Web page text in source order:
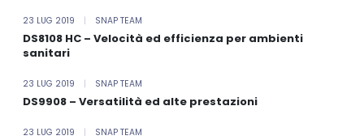
23 LUG 2019 | SNAP TEAM
DS8108 HC – Velocità ed efficienza per ambienti
sanitari
23 LUG 2019 | SNAP TEAM
DS9908 – Versatilità ed alte prestazioni
23 LUG 2019 | SNAP TEAM